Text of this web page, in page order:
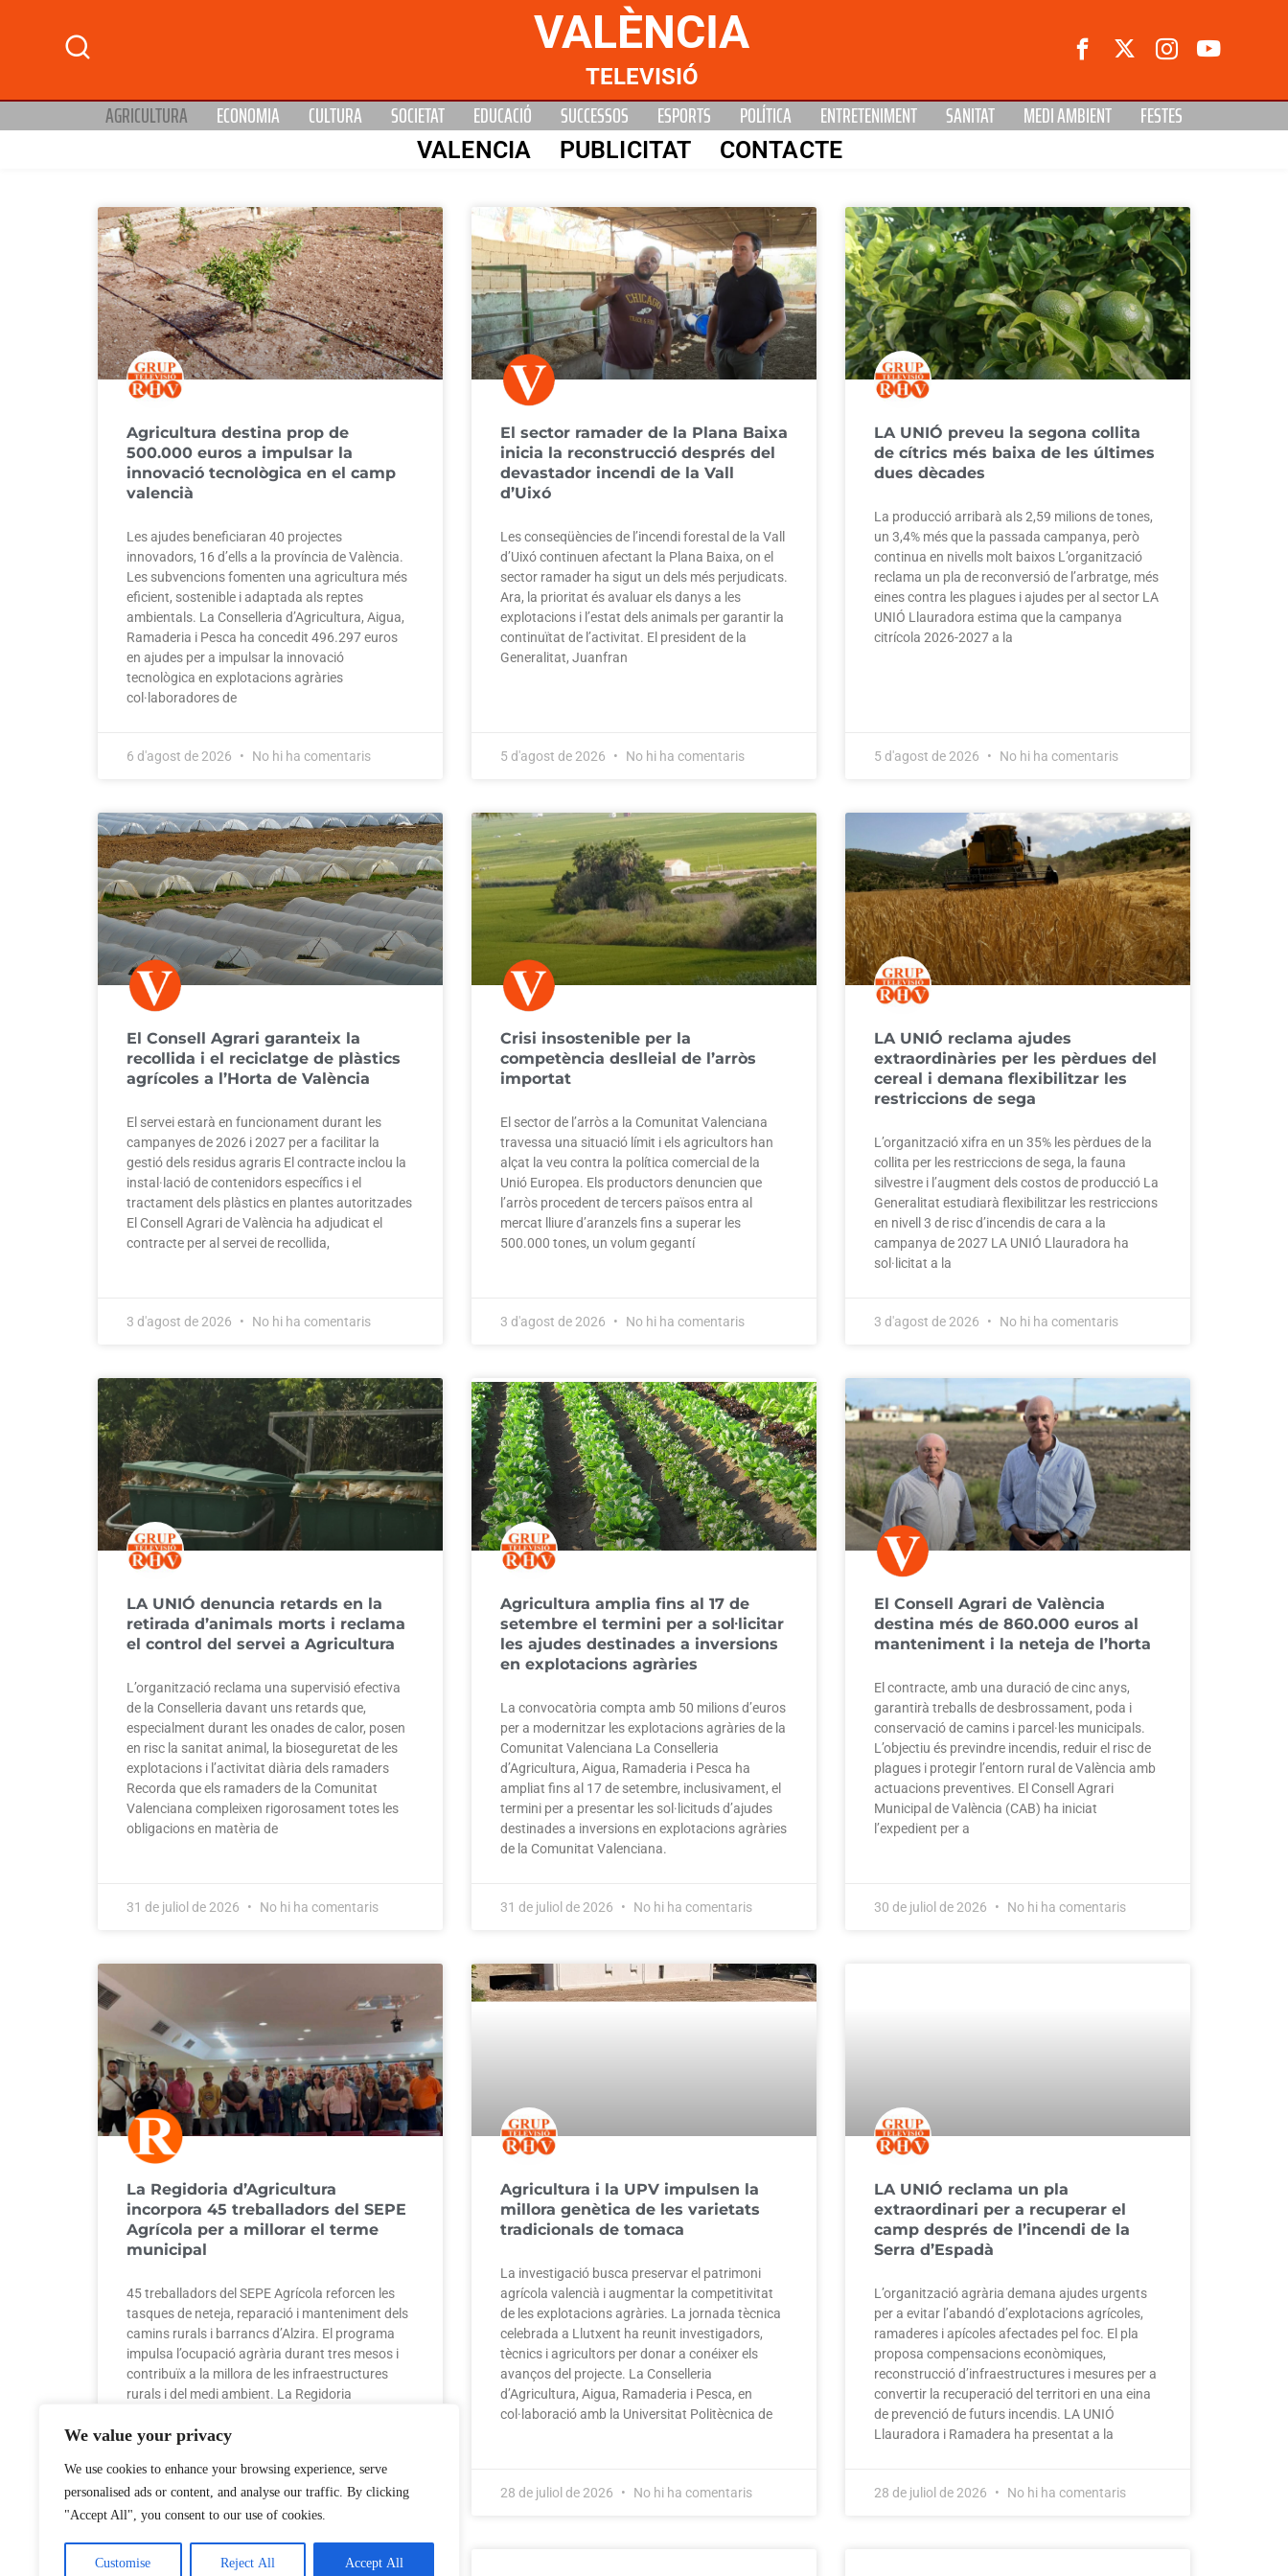
We value your privacy
We use cookies to enhance your browsing experience, serve
personalised ads or content, and analyse our traffic. By clicking
"Accept All", you consent to our use of cookies.
Customise Reject All Accept All
VALÈNCIA
TELEVISIÓ
AGRICULTURA ECONOMIA CULTURA SOCIETAT EDUCACIÓ SUCCESSOS ESPORTS POLÍTICA ENTRETENIMENT SANITAT MEDI AMBIENT FESTES
VALENCIA PUBLICITAT CONTACTE
Agricultura destina prop de
500.000 euros a impulsar la
innovació tecnològica en el camp
valencià
Les ajudes beneficiaran 40 projectes
innovadors, 16 d’ells a la província de València.
Les subvencions fomenten una agricultura més
eficient, sostenible i adaptada als reptes
ambientals. La Conselleria d’Agricultura, Aigua,
Ramaderia i Pesca ha concedit 496.297 euros
en ajudes per a impulsar la innovació
tecnològica en explotacions agràries
col·laboradores de
6 d'agost de 2026 No hi ha comentaris
El sector ramader de la Plana Baixa
inicia la reconstrucció després del
devastador incendi de la Vall
d’Uixó
Les conseqüències de l’incendi forestal de la Vall
d’Uixó continuen afectant la Plana Baixa, on el
sector ramader ha sigut un dels més perjudicats.
Ara, la prioritat és avaluar els danys a les
explotacions i l’estat dels animals per garantir la
continuïtat de l’activitat. El president de la
Generalitat, Juanfran
5 d'agost de 2026 No hi ha comentaris
LA UNIÓ preveu la segona collita
de cítrics més baixa de les últimes
dues dècades
La producció arribarà als 2,59 milions de tones,
un 3,4% més que la passada campanya, però
continua en nivells molt baixos L’organització
reclama un pla de reconversió de l’arbratge, més
eines contra les plagues i ajudes per al sector LA
UNIÓ Llauradora estima que la campanya
citrícola 2026-2027 a la
5 d'agost de 2026 No hi ha comentaris
El Consell Agrari garanteix la
recollida i el reciclatge de plàstics
agrícoles a l’Horta de València
El servei estarà en funcionament durant les
campanyes de 2026 i 2027 per a facilitar la
gestió dels residus agraris El contracte inclou la
instal·lació de contenidors específics i el
tractament dels plàstics en plantes autoritzades
El Consell Agrari de València ha adjudicat el
contracte per al servei de recollida,
3 d'agost de 2026 No hi ha comentaris
Crisi insostenible per la
competència deslleial de l’arròs
importat
El sector de l’arròs a la Comunitat Valenciana
travessa una situació límit i els agricultors han
alçat la veu contra la política comercial de la
Unió Europea. Els productors denuncien que
l’arròs procedent de tercers països entra al
mercat lliure d’aranzels fins a superar les
500.000 tones, un volum gegantí
3 d'agost de 2026 No hi ha comentaris
LA UNIÓ reclama ajudes
extraordinàries per les pèrdues del
cereal i demana flexibilitzar les
restriccions de sega
L’organització xifra en un 35% les pèrdues de la
collita per les restriccions de sega, la fauna
silvestre i l’augment dels costos de producció La
Generalitat estudiarà flexibilitzar les restriccions
en nivell 3 de risc d’incendis de cara a la
campanya de 2027 LA UNIÓ Llauradora ha
sol·licitat a la
3 d'agost de 2026 No hi ha comentaris
LA UNIÓ denuncia retards en la
retirada d’animals morts i reclama
el control del servei a Agricultura
L’organització reclama una supervisió efectiva
de la Conselleria davant uns retards que,
especialment durant les onades de calor, posen
en risc la sanitat animal, la bioseguretat de les
explotacions i l’activitat diària dels ramaders
Recorda que els ramaders de la Comunitat
Valenciana compleixen rigorosament totes les
obligacions en matèria de
31 de juliol de 2026 No hi ha comentaris
Agricultura amplia fins al 17 de
setembre el termini per a sol·licitar
les ajudes destinades a inversions
en explotacions agràries
La convocatòria compta amb 50 milions d’euros
per a modernitzar les explotacions agràries de la
Comunitat Valenciana La Conselleria
d’Agricultura, Aigua, Ramaderia i Pesca ha
ampliat fins al 17 de setembre, inclusivament, el
termini per a presentar les sol·licituds d’ajudes
destinades a inversions en explotacions agràries
de la Comunitat Valenciana.
31 de juliol de 2026 No hi ha comentaris
El Consell Agrari de València
destina més de 860.000 euros al
manteniment i la neteja de l’horta
El contracte, amb una duració de cinc anys,
garantirà treballs de desbrossament, poda i
conservació de camins i parcel·les municipals.
L’objectiu és previndre incendis, reduir el risc de
plagues i protegir l’entorn rural de València amb
actuacions preventives. El Consell Agrari
Municipal de València (CAB) ha iniciat
l’expedient per a
30 de juliol de 2026 No hi ha comentaris
La Regidoria d’Agricultura
incorpora 45 treballadors del SEPE
Agrícola per a millorar el terme
municipal
45 treballadors del SEPE Agrícola reforcen les
tasques de neteja, reparació i manteniment dels
camins rurals i barrancs d’Alzira. El programa
impulsa l’ocupació agrària durant tres mesos i
contribuïx a la millora de les infraestructures
rurals i del medi ambient. La Regidoria
29 de juliol de 2026 No hi ha comentaris
Agricultura i la UPV impulsen la
millora genètica de les varietats
tradicionals de tomaca
La investigació busca preservar el patrimoni
agrícola valencià i augmentar la competitivitat
de les explotacions agràries. La jornada tècnica
celebrada a Llutxent ha reunit investigadors,
tècnics i agricultors per donar a conéixer els
avanços del projecte. La Conselleria
d’Agricultura, Aigua, Ramaderia i Pesca, en
col·laboració amb la Universitat Politècnica de
28 de juliol de 2026 No hi ha comentaris
LA UNIÓ reclama un pla
extraordinari per a recuperar el
camp després de l’incendi de la
Serra d’Espadà
L’organització agrària demana ajudes urgents
per a evitar l’abandó d’explotacions agrícoles,
ramaderes i apícoles afectades pel foc. El pla
proposa compensacions econòmiques,
reconstrucció d’infraestructures i mesures per a
convertir la recuperació del territori en una eina
de prevenció de futurs incendis. LA UNIÓ
Llauradora i Ramadera ha presentat a la
28 de juliol de 2026 No hi ha comentaris